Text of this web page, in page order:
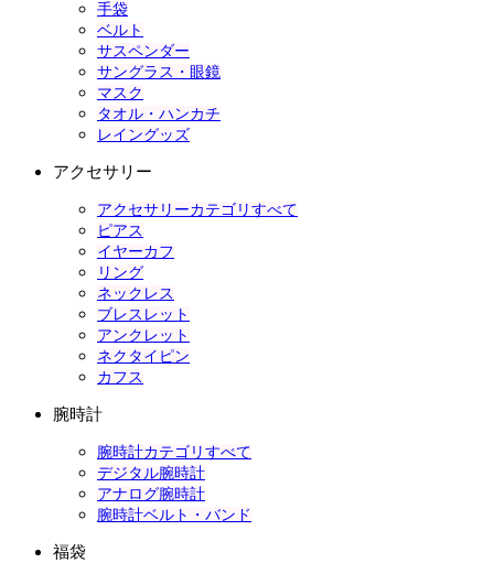
手袋
ベルト
サスペンダー
サングラス・眼鏡
マスク
タオル・ハンカチ
レイングッズ
アクセサリー
アクセサリーカテゴリすべて
ピアス
イヤーカフ
リング
ネックレス
ブレスレット
アンクレット
ネクタイピン
カフス
腕時計
腕時計カテゴリすべて
デジタル腕時計
アナログ腕時計
腕時計ベルト・バンド
福袋